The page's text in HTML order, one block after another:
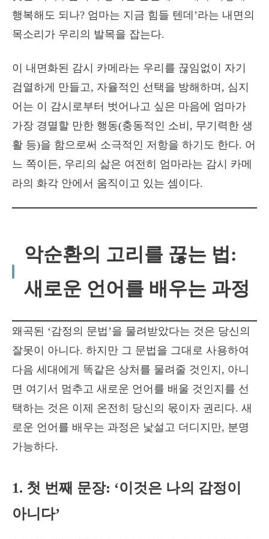
행복해도 되나? 엄마는 지금 힘들 텐데’라는 내면의
목소리가 우리의 발목을 잡는다.
이 내면화된 감시 카메라는 우리를 끊임없이 자기
검열하게 만들고, 자율적인 선택을 방해하며, 심지
어는 이 감시로부터 벗어나고 싶은 마음에 엄마가
가장 경멸할 만한 행동(충동적인 소비, 무기력한 생
활 등)을 함으로써 소극적인 저항을 하기도 한다. 어
느 쪽이든, 우리의 삶은 여전히 엄마라는 감시 카메
라의 화각 안에서 움직이고 있는 셈이다.
악순환의 고리를 끊는 법:
새로운 언어를 배우는 과정
왜곡된 ‘감정의 문법’을 물려받았다는 것은 당신의
잘못이 아니다. 하지만 그 문법을 그대로 사용하여
다음 세대에게 똑같은 상처를 물려줄 것인지, 아니
면 여기서 멈추고 새로운 언어를 배울 것인지를 선
택하는 것은 이제 온전히 당신의 몫이자 권리다. 새
로운 언어를 배우는 과정은 낯설고 더디지만, 분명
가능하다.
1. 첫 번째 문장: ‘이것은 나의 감정이
아니다’